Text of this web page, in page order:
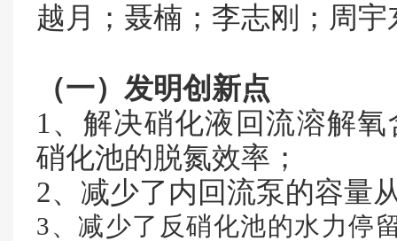
越月；聂楠；李志刚；周宇
（一）发明创新点
1、 解决硝化液回流溶解
硝化池的脱氮效率；
2、减少了内回流泵的容量
3、减少了反硝化池的水力停